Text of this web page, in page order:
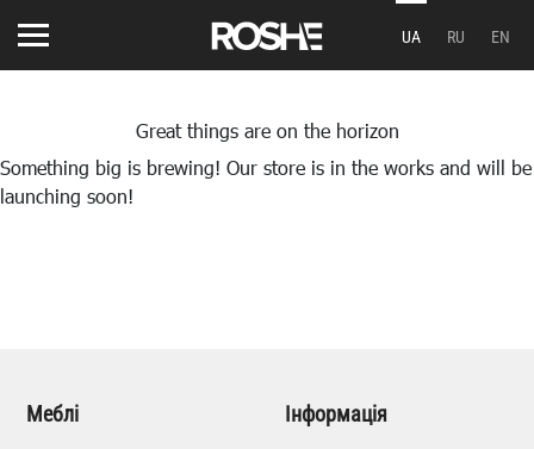
UA RU EN
Great things are on the horizon
Something big is brewing! Our store is in the works and will be
launching soon!
Меблі Інформація